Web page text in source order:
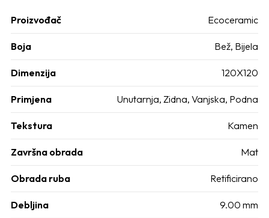
Proizvođač Ecoceramic
Boja Bež, Bijela
Dimenzija 120X120
Primjena Unutarnja, Zidna, Vanjska, Podna
Tekstura Kamen
Završna obrada Mat
Obrada ruba Retificirano
Debljina 9.00 mm